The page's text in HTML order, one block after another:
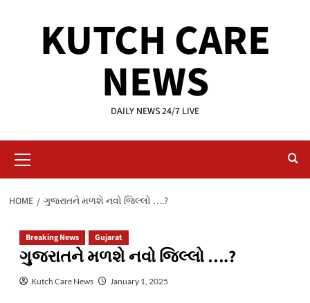
KUTCH CARE
NEWS
DAILY NEWS 24/7 LIVE
Menu
HOME ગુજરાતને મળશે નવો જિલ્લો ….?
Breaking News Gujarat
ગુજરાતને મળશે નવો જિલ્લો ….?
Kutch Care News January 1, 2025